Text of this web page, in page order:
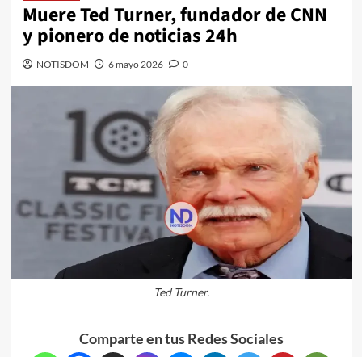
Muere Ted Turner, fundador de CNN
y pionero de noticias 24h
NOTISDOM 6 mayo 2026 0
Ted Turner.
Comparte en tus Redes Sociales